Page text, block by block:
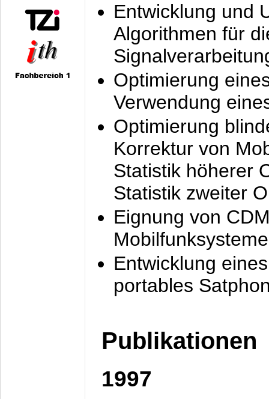
Entwicklung und
Algorithmen für
Optimierung
Verwendung
Optimierung
Korrektur von
Statistik höherer
Statistik zweiter
Eignung von
Mobilfunksysteme
Entwicklung
portables
Publikationen
1997